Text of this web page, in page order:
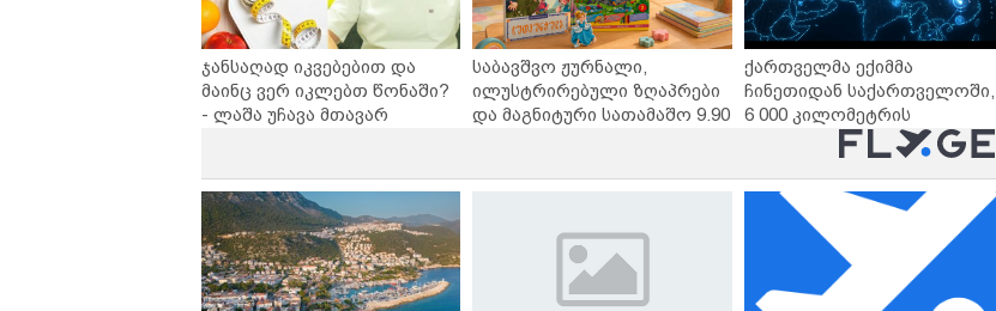
ჯანსაღად იკვებებით და
მაინც ვერ იკლებთ წონაში?
- ლაშა უჩავა მთავარ
საბავშვო ჟურნალი,
ილუსტრირებული ზღაპრები
და მაგნიტური სათამაშო 9.90
სერია დაიწყო
ქართველმა ექიმმა
ჩინეთიდან საქართველოში,
6 000 კილომეტრის
დაშორებით,
ტელერობოტული ოპერაცია
ჩაატარა - ისტორია
დაწერილია